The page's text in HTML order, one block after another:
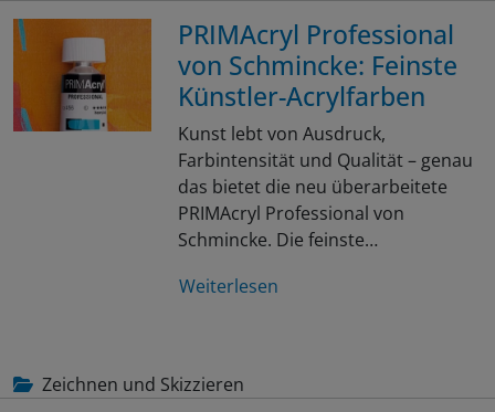
PRIMAcryl Professional
von Schmincke: Feinste
Künstler-Acrylfarben
Kunst lebt von Ausdruck,
Farbintensität und Qualität – genau
das bietet die neu überarbeitete
PRIMAcryl Professional von
Schmincke. Die feinste…
Weiterlesen
Zeichnen und Skizzieren